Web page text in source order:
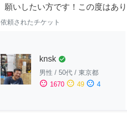
願いしたい方です！この度はあ
依頼されたチケット
knsk check_circle
男性 / 50代 / 東京都
sentiment_satisfied 1670 sentiment_neutral 49 sentiment_dissatisfied 4